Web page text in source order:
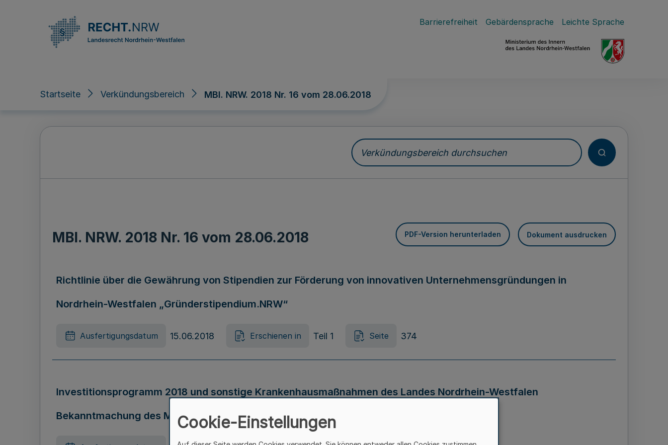
Barrierefreiheit Gebärdensprache Leichte Sprache
Startseite Verkündungsbereich MBl. NRW. 2018 Nr. 16 vom 28.06.2018
Verkündungsbereich durchsuchen
MBl. NRW. 2018 Nr. 16 vom 28.06.2018 PDF-Version herunterladen Dokument ausdrucken
Richtlinie über die Gewährung von Stipendien zur Förderung von innovativen Unternehmensgründungen in
Nordrhein-Westfalen „Gründerstipendium.NRW“
Ausfertigungsdatum 15.06.2018 Erschienen in Teil 1 Seite 374
Investitionsprogramm 2018 und sonstige Krankenhausmaßnahmen des Landes Nordrhein-Westfalen
Bekanntmachung des Ministeriums für Arbeit, Gesundheit und Soziales
Cookie-Einstellungen